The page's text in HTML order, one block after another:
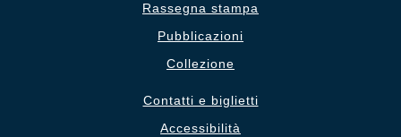
Rassegna stampa
Pubblicazioni
Collezione
Contatti e biglietti
Accessibilità